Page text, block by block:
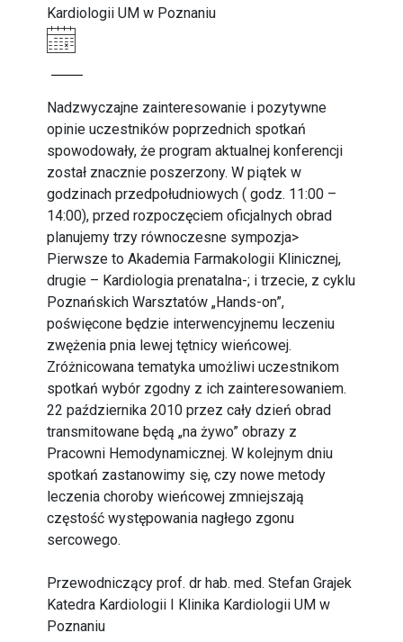
Kardiologii UM w Poznaniu
Nadzwyczajne zainteresowanie i pozytywne
opinie uczestników poprzednich spotkań
spowodowały, że program aktualnej konferencji
został znacznie poszerzony. W piątek w
godzinach przedpołudniowych ( godz. 11:00 –
14:00), przed rozpoczęciem oficjalnych obrad
planujemy trzy równoczesne sympozja>
Pierwsze to Akademia Farmakologii Klinicznej,
drugie – Kardiologia prenatalna-; i trzecie, z cyklu
Poznańskich Warsztatów „Hands-on”,
poświęcone będzie interwencyjnemu leczeniu
zwężenia pnia lewej tętnicy wieńcowej.
Zróżnicowana tematyka umożliwi uczestnikom
spotkań wybór zgodny z ich zainteresowaniem.
22 października 2010 przez cały dzień obrad
transmitowane będą „na żywo” obrazy z
Pracowni Hemodynamicznej. W kolejnym dniu
spotkań zastanowimy się, czy nowe metody
leczenia choroby wieńcowej zmniejszają
częstość występowania nagłego zgonu
sercowego.
Przewodniczący prof. dr hab. med. Stefan Grajek
Katedra Kardiologii I Klinika Kardiologii UM w
Poznaniu